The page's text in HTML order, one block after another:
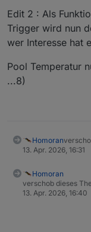
json:
};
if
Edit 2 : Als
Trigger wird nun
wer Interesse hat
Pool Temperatur
...8)
Homoran
13. Apr. 2026, 16:31
Homoran
verschob dieses
13. Apr. 2026, 16:40